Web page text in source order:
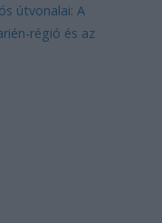
útvonalai: A
régió és az